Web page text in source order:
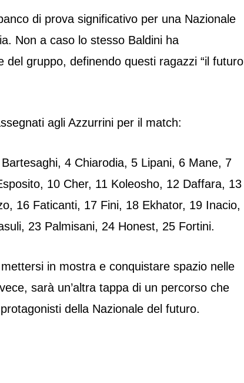
di prova significativo per una Nazionale
Non a caso lo stesso Baldini ha
del gruppo, definendo questi ragazzi “il futuro
agli Azzurrini per il match:
4 Chiarodia, 5 Lipani, 6 Mane, 7
10 Cher, 11 Koleosho, 12 Daffara, 13
16 Faticanti, 17 Fini, 18 Ekhator, 19 Inacio,
23 Palmisani, 24 Honest, 25 Fortini.
in mostra e conquistare spazio nelle
sarà un’altra tappa di un percorso che
della Nazionale del futuro.